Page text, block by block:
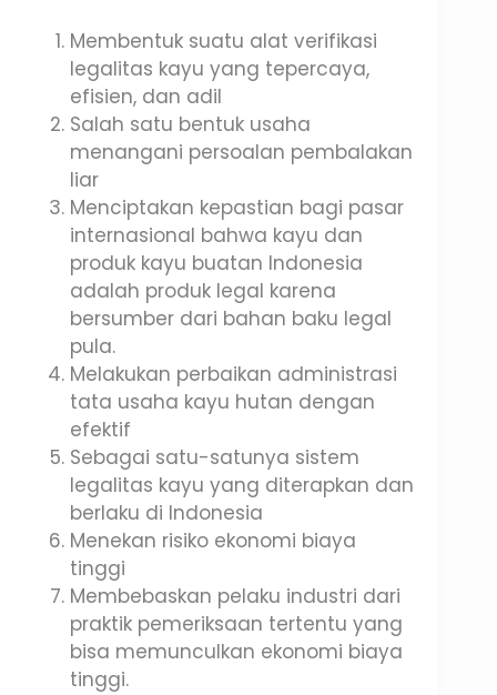
Membentuk suatu alat verifikasi
legalitas kayu yang tepercaya,
efisien, dan adil
Salah satu bentuk usaha
menangani persoalan pembalakan
liar
Menciptakan kepastian bagi pasar
internasional bahwa kayu dan
produk kayu buatan Indonesia
adalah produk legal karena
bersumber dari bahan baku legal
pula.
Melakukan perbaikan administrasi
tata usaha kayu hutan dengan
efektif
Sebagai satu-satunya sistem
legalitas kayu yang diterapkan dan
berlaku di Indonesia
Menekan risiko ekonomi biaya
tinggi
Membebaskan pelaku industri dari
praktik pemeriksaan tertentu yang
bisa memunculkan ekonomi biaya
tinggi.